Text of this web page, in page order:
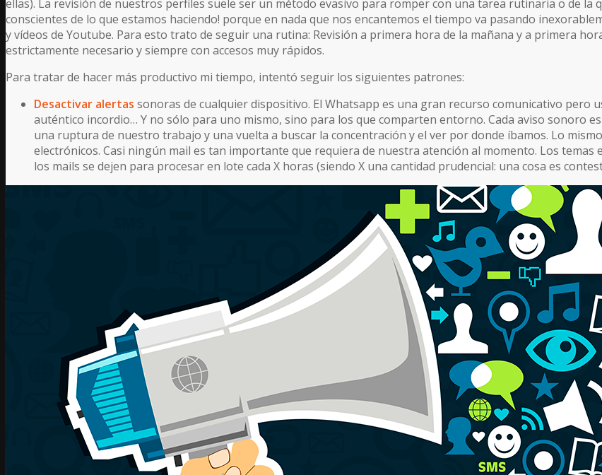
ellas). La revisión de nuestros perfiles suele ser un método evasivo para romper con una tarea rutinaria o de la
conscientes de lo que estamos haciendo! porque en nada que nos encantemos el tiempo va pasando
y vídeos de Youtube. Para esto trato de seguir una rutina: Revisión a primera hora de la mañana y a primera
estrictamente necesario y siempre con accesos muy rápidos.
Para tratar de hacer más productivo mi tiempo, intentó seguir los siguientes patrones:
Desactivar alertas sonoras de cualquier dispositivo. El Whatsapp es una gran recurso comunicativo pero
auténtico incordio… Y no sólo para uno mismo, sino para los que comparten entorno. Cada aviso sonoro
una ruptura de nuestro trabajo y una vuelta a buscar la concentración y el ver por donde íbamos. Lo
electrónicos. Casi ningún mail es tan importante que requiera de nuestra atención al momento. Los
los mails se dejen para procesar en lote cada X horas (siendo X una cantidad prudencial: una cosa es